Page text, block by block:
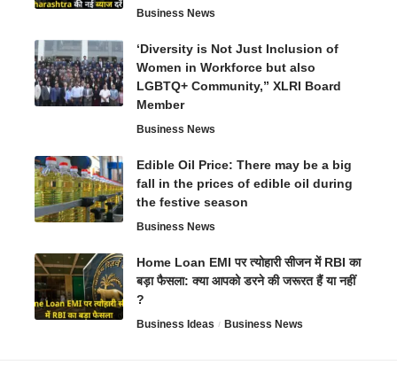
Business News
‘Diversity is Not Just Inclusion of
Women in Workforce but also
LGBTQ+ Community,” XLRI Board
Member
Business News
Edible Oil Price: There may be a big
fall in the prices of edible oil during
the festive season
Business News
Home Loan EMI पर त्योहारी सीजन में RBI का
बड़ा फैसला: क्या आपको डरने की जरूरत हैं या नहीं
?
Business Ideas Business News